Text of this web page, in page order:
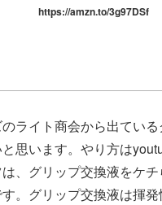
https://amzn.to/3g97DSf
ライト商会から出てい
と思います。やり方は
、グリップ交換液をケ
。グリップ交換液は揮